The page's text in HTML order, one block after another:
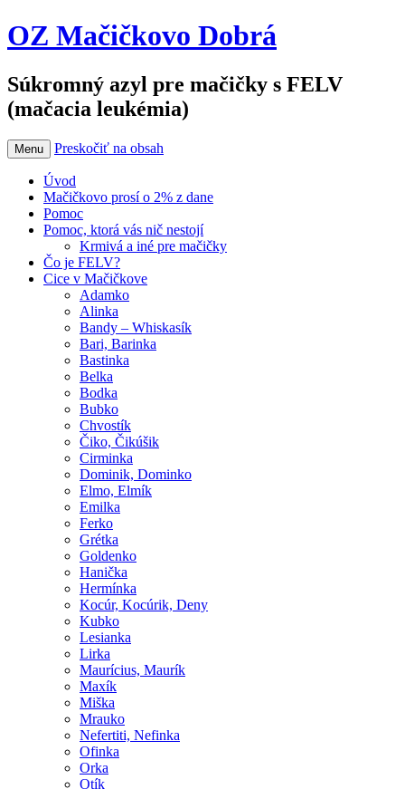
OZ Mačičkovo Dobrá
Súkromný azyl pre mačičky s FELV
(mačacia leukémia)
Menu Preskočiť na obsah
Úvod
Mačičkovo prosí o 2% z dane
Pomoc
Pomoc, ktorá vás nič nestojí
Krmivá a iné pre mačičky
Čo je FELV?
Cice v Mačičkove
Adamko
Alinka
Bandy – Whiskasík
Bari, Barinka
Bastinka
Belka
Bodka
Bubko
Chvostík
Čiko, Čikúšik
Cirminka
Dominik, Dominko
Elmo, Elmík
Emilka
Ferko
Grétka
Goldenko
Hanička
Hermínka
Kocúr, Kocúrik, Deny
Kubko
Lesianka
Lirka
Maurícius, Maurík
Maxík
Miška
Mrauko
Nefertiti, Nefinka
Ofinka
Orka
Otík